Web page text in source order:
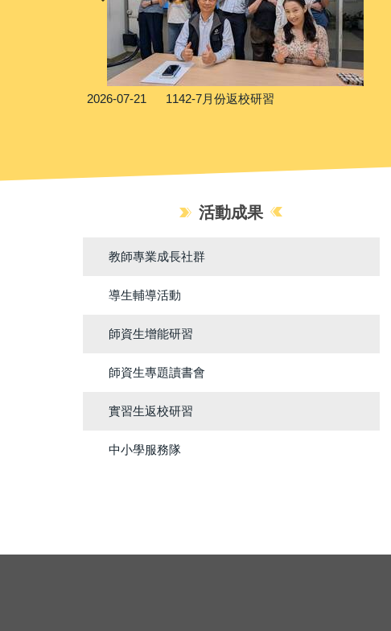
2026-07-21 1142-7月份返校研習
活動成果
教師專業成長社群
導生輔導活動
師資生增能研習
師資生專題讀書會
實習生返校研習
中小學服務隊